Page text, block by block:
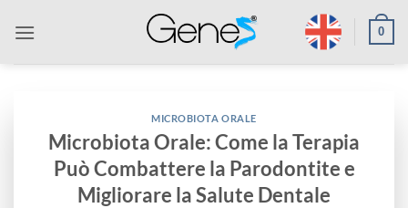
0
MICROBIOTA ORALE
Microbiota Orale: Come la Terapia
Può Combattere la Parodontite e
Migliorare la Salute Dentale